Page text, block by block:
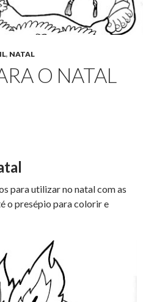
, NATAL
O NATAL
para utilizar no natal com as
o presépio para colorir e